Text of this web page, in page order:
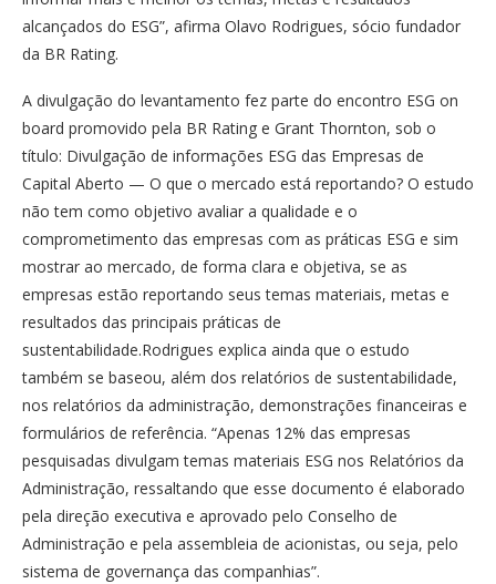
alcançados do ESG”, afirma Olavo Rodrigues, sócio fundador
da BR Rating.
A divulgação do levantamento fez parte do encontro ESG on
board promovido pela BR Rating e Grant Thornton, sob o
título: Divulgação de informações ESG das Empresas de
Capital Aberto — O que o mercado está reportando? O estudo
não tem como objetivo avaliar a qualidade e o
comprometimento das empresas com as práticas ESG e sim
mostrar ao mercado, de forma clara e objetiva, se as
empresas estão reportando seus temas materiais, metas e
resultados das principais práticas de
sustentabilidade.Rodrigues explica ainda que o estudo
também se baseou, além dos relatórios de sustentabilidade,
nos relatórios da administração, demonstrações financeiras e
formulários de referência. “Apenas 12% das empresas
pesquisadas divulgam temas materiais ESG nos Relatórios da
Administração, ressaltando que esse documento é elaborado
pela direção executiva e aprovado pelo Conselho de
Administração e pela assembleia de acionistas, ou seja, pelo
sistema de governança das companhias”.